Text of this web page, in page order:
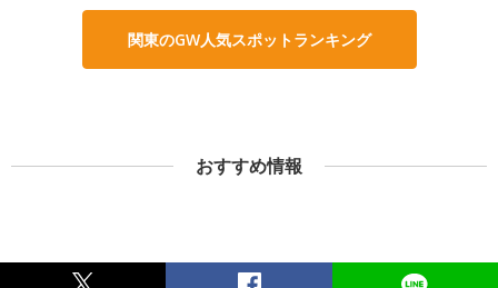
関東のGW人気スポットランキング
おすすめ情報